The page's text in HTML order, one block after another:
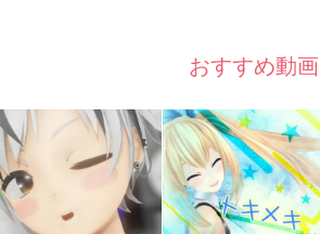
おすすめ動画